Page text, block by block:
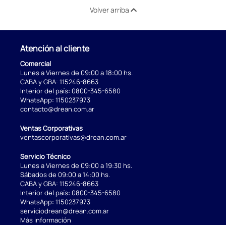
Volver arriba
Atención al cliente
Comercial
Lunes a Viernes de 09:00 a 18:00 hs.
CABA y GBA: 115246-8663
Interior del país: 0800-345-6580
WhatsApp: 1150237973
contacto@drean.com.ar
Ventas Corporativas
ventascorporativas@drean.com.ar
Servicio Técnico
Lunes a Viernes de 09:00 a 19:30 hs.
Sábados de 09:00 a 14:00 hs.
CABA y GBA: 115246-8663
Interior del país: 0800-345-6580
WhatsApp: 1150237973
serviciodrean@drean.com.ar
Más información